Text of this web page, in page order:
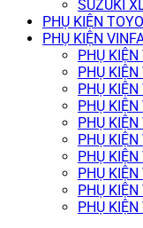
SUZUKI
PHỤ KIỆN
PHỤ KIỆN
PHỤ KIỆN
PHỤ KIỆN
PHỤ
PHỤ
PHỤ KIỆN
PHỤ
PHỤ
PHỤ
PHỤ
PHỤ